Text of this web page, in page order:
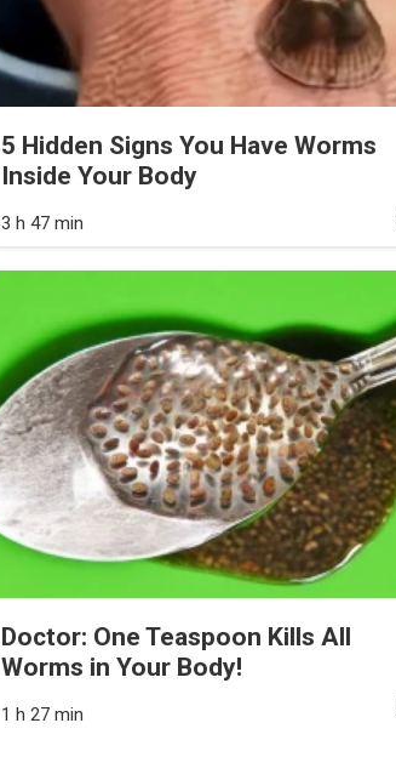
5 Hidden Signs You Have Worms
Inside Your Body
3 h 47 min
Doctor: One Teaspoon Kills All
Worms in Your Body!
1 h 27 min